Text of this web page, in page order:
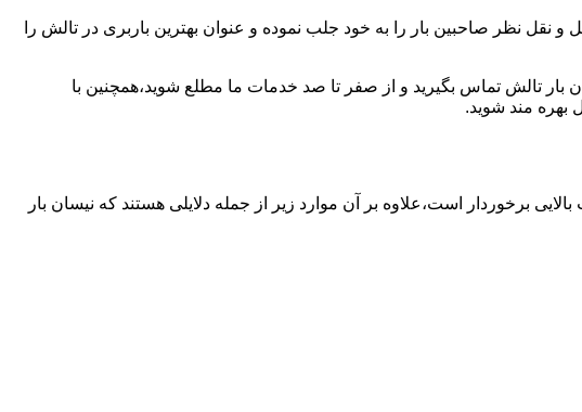
نقل نظر صاحبین بار را به خود جلب نموده و عنوان بهترین باربری در تالش را
بار تالش تماس بگیرید و از صفر تا صد خدمات ما مطلع شوید،همچنین با
بهره مند شوید.
برخوردار است،علاوه بر آن موارد زیر از جمله دلایلی هستند که نیسان بار